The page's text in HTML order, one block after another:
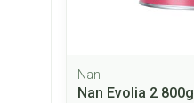
Nan
Nan Evolia 2 800g